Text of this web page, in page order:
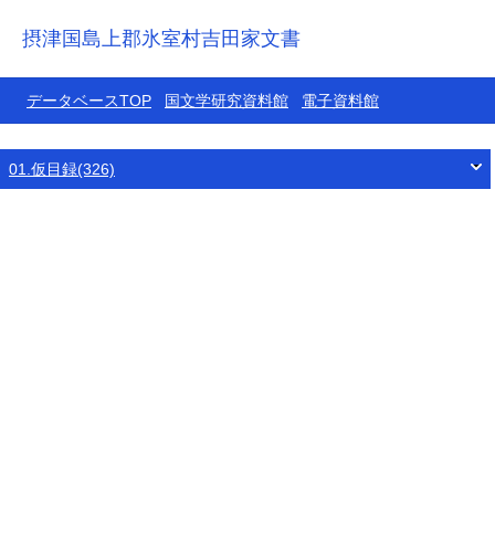
摂津国島上郡氷室村吉田家文書
データベースTOP 国文学研究資料館 電子資料館
01.仮目録(326)